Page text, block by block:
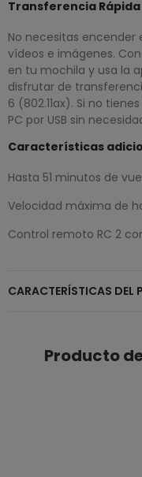
Transferencia Rápida
No necesitas encender
vídeos e imágenes.
en tu mochila y usa la
disfrutar de
6 (802.11ax). Si no
PC por USB sin
Características
Hasta 51 minutos de
Velocidad máxima de
Control remoto RC 2
CARACTERÍSTICAS DEL
Producto